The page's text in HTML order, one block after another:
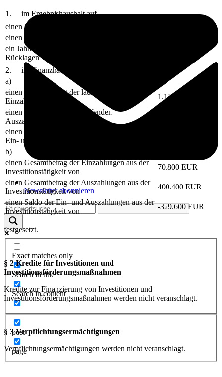
Newsletter abonnieren
Exact matches only
Search in title
Search in content
post
page
1. im Ergebnishaushalt auf
einen Gesamtbetrag der Erträge von
einen Gesamtbetrag der Aufwendungen von
ein Jahresergebnis nach Veränderung der
Rücklagen von
2. im Finanzhaushalt auf
a)
einen Gesamtbetrag der laufenden
Einzahlungen von
1.156.000 EUR
einen Gesamtbetrag der laufenden
Auszahlungen von
einen jahresbezogenen Saldo der laufenden
Ein- und Auszahlungen von
b)
einen Gesamtbetrag der Einzahlungen aus der
Investitionstätigkeit von
70.800 EUR
einen Gesamtbetrag der Auszahlungen aus der
Investitionstätigkeit von
400.400 EUR
einen Saldo der Ein- und Auszahlungen aus der
Investitionstätigkeit von
-329.600 EUR
festgesetzt.
§ 2 Kredite für Investitionen und
Investitionsförderungsmaßnahmen
Kredite zur Finanzierung von Investitionen und
Investitionsförderungsmaßnahmen werden nicht veranschlagt.
§ 3 Verpflichtungsermächtigungen
Verpflichtungsermächtigungen werden nicht veranschlagt.